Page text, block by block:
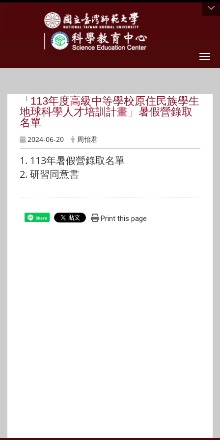
「113年度高級中等學校原住民族學生
地球科學人才培訓計畫」暑假營錄取
名單
2024-06-20 周怡君
1. 113年暑假營錄取名單
2. 研習同意書
Share Print this page